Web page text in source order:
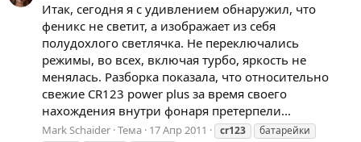
Итак, сегодня я с удивлением обнаружил, что
феникс не светит, а изображает из себя
полудохлого светлячка. Не переключались
режимы, во всех, включая турбо, яркость не
менялась. Разборка показала, что относительно
свежие CR123 power plus за время своего
нахождения внутри фонаря претерпели...
Mark Schaider Тема 17 Апр 2011 cr123
батарейки